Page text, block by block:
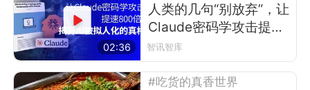
02:36
人类的几句“别放弃”，让
Claude密码学攻击提速
800倍？
智讯智库
#吃货的真香世界